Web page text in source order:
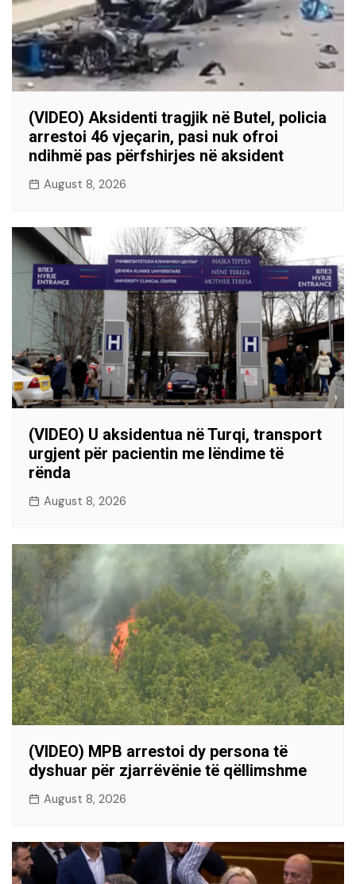
(VIDEO) Aksidenti tragjik në Butel, policia
arrestoi 46 vjeçarin, pasi nuk ofroi
ndihmë pas përfshirjes në aksident
August 8, 2026
(VIDEO) U aksidentua në Turqi, transport
urgjent për pacientin me lëndime të
rënda
August 8, 2026
(VIDEO) MPB arrestoi dy persona të
dyshuar për zjarrëvënie të qëllimshme
August 8, 2026